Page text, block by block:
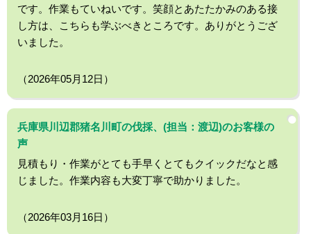
です。作業もていねいです。笑顔とあたたかみのある接
し方は、こちらも学ぶべきところです。ありがとうござ
いました。
（2026年05月12日）
兵庫県川辺郡猪名川町の伐採、(担当：渡辺)のお客様の
声
見積もり・作業がとても手早くとてもクイックだなと感
じました。作業内容も大変丁寧で助かりました。
（2026年03月16日）